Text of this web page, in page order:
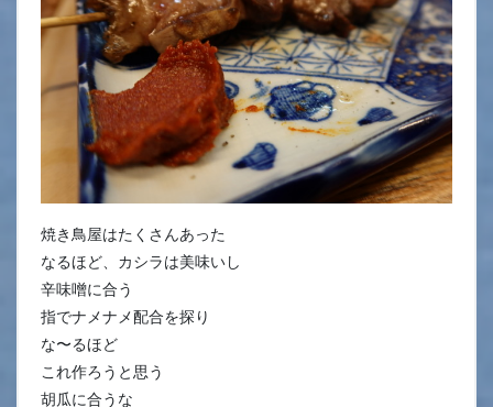
焼き鳥屋はたくさんあった
なるほど、カシラは美味いし
辛味噌に合う
指でナメナメ配合を探り
な〜るほど
これ作ろうと思う
胡瓜に合うな